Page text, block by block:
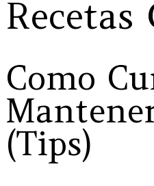
Recetas
Como
(Tips)